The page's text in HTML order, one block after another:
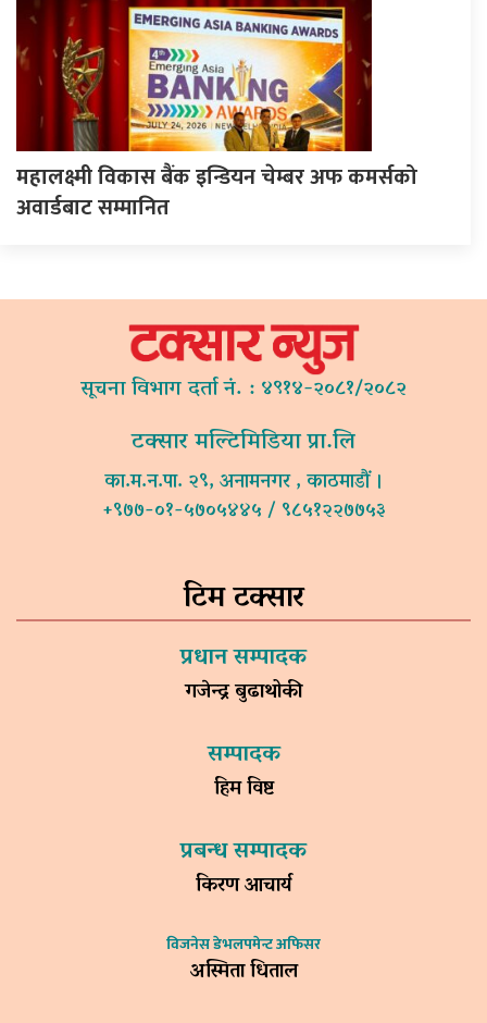
महालक्ष्मी विकास बैंक इन्डियन चेम्बर अफ कमर्सको
अवार्डबाट सम्मानित
सूचना विभाग दर्ता नं. : ४९१४-२०८१/२०८२
टक्सार मल्टिमिडिया प्रा.लि
का.म.न.पा. २९, अनामनगर , काठमाडौं ।
+९७७-०१-५७०५४४५ / ९८५१२२७७५३
टिम टक्सार
प्रधान सम्पादक
गजेन्द्र बुढाथोकी
सम्पादक
हिम विष्ट
प्रबन्ध सम्पादक
किरण आचार्य
विजनेस डेभलपमेन्ट अफिसर
अस्मिता धिताल